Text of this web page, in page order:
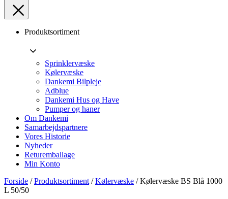
Produktsortiment
Sprinklervæske
Kølervæske
Dankemi Bilpleje
Adblue
Dankemi Hus og Have
Pumper og haner
Om Dankemi
Samarbejdspartnere
Vores Historie
Nyheder
Returemballage
Min Konto
Forside /Produktsortiment /Kølervæske / Kølervæske BS Blå 1000
L 50/50